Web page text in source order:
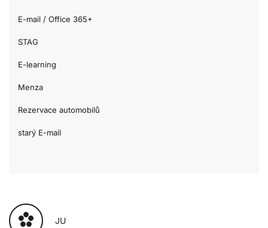
E-mail / Office 365+
STAG
E-learning
Menza
Rezervace automobilů
starý E-mail
JU